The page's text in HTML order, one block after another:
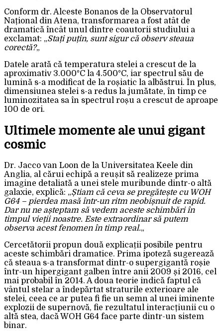
Conform dr. Alceste Bonanos de la Observatorul
Național din Atena, transformarea a fost atât de
dramatică încât unul dintre coautorii studiului a
exclamat: „Stați puțin, sunt sigur că observ steaua
corectă?„
Datele arată că temperatura stelei a crescut de la
aproximativ 3.000°C la 4.500°C, iar spectrul său de
lumină s-a modificat de la roșiatic la albăstrui. În plus,
dimensiunea stelei s-a redus la jumătate, în timp ce
luminozitatea sa în spectrul roșu a crescut de aproape
100 de ori.
Ultimele momente ale unui gigant
cosmic
Dr. Jacco van Loon de la Universitatea Keele din
Anglia, al cărui echipă a reușit să realizeze prima
imagine detaliată a unei stele muribunde dintr-o altă
galaxie, explică: „Știam că ceva se pregătește cu WOH
G64 – pierdea masă într-un ritm neobișnuit de rapid.
Dar nu ne așteptam să vedem aceste schimbări în
timpul vieții noastre. Este extraordinar să putem
observa acest fenomen în timp real.„
Cercetătorii propun două explicații posibile pentru
aceste schimbări dramatice. Prima ipoteză sugerează
că steaua s-a transformat dintr-o supergigantă roșie
într-un hipergigant galben între anii 2009 și 2016, cel
mai probabil în 2014. A doua teorie indică faptul că
vântul stelar a îndepărtat straturile exterioare ale
stelei, ceea ce ar putea fi fie un semn al unei iminente
explozii de supernovă, fie rezultatul interacțiunii cu o
altă stea, dacă WOH G64 face parte dintr-un sistem
binar.